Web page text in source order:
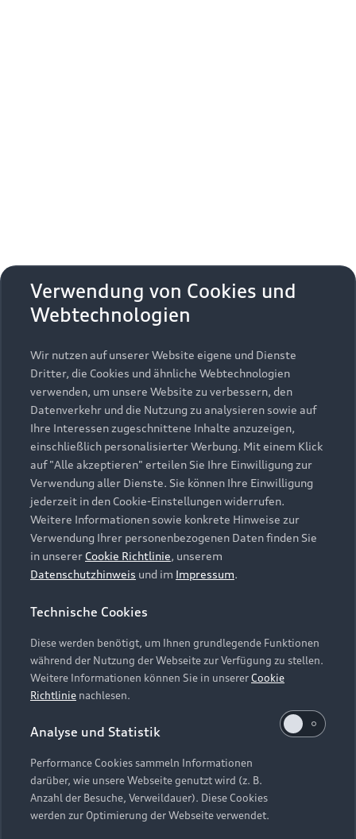
Zurück nach oben
Modelle
Alle Modelle
Modelle vergleichen
Elektromodelle
Plug-in-Hybride
Kaufen & leasen
Neuwagensuche
Gebrauchtwagensuche
Gebrauchtwagen
Finanzierung
Aktionen & Angebote
Geschäftskunden
Service & Zubehör
Saisonale Angebote
Audi Services
Garantie
Audi digital services
myAudi
Support
Kundenservice
Händlersuche
Audi Code
Online-Terminvereinbarung
Servicekontakt
Vertrag widerrufen
Über Audi
Unternehmen
Karriere
Investor Relations
Presse & Media Center
Datenschutz
Audi erleben
Newsletter
Impressum Rechtliches
Hinweisgebersystem
Datenschutzinformation
Cookie-Einstellungen
Cookie-Richtlinie
Barrierefreiheit
Hinweis: Die aktuelle Darstellung und Anordnung der
Embleme am Fahrzeug bei allen Abbildungen auf dieser
Webseite kann abweichen.
Verwendung von Cookies und
Webtechnologien
Wir nutzen auf unserer Website eigene und Dienste
Dritter, die Cookies und ähnliche Webtechnologien
verwenden, um unsere Website zu verbessern, den
Datenverkehr und die Nutzung zu analysieren sowie auf
Ihre Interessen zugeschnittene Inhalte anzuzeigen,
einschließlich personalisierter Werbung. Mit einem Klick
auf "Alle akzeptieren" erteilen Sie Ihre Einwilligung zur
Verwendung aller Dienste. Sie können Ihre Einwilligung
jederzeit in den Cookie-Einstellungen widerrufen.
Weitere Informationen sowie konkrete Hinweise zur
Verwendung Ihrer personenbezogenen Daten finden Sie
in unserer Cookie Richtlinie, unserem
Datenschutzhinweis und im Impressum.
Technische Cookies
Diese werden benötigt, um Ihnen grundlegende Funktionen
während der Nutzung der Webseite zur Verfügung zu stellen.
Weitere Informationen können Sie in unsererCookie
Richtlinie nachlesen.
Analyse und Statistik
Performance Cookies sammeln Informationen
darüber, wie unsere Webseite genutzt wird (z. B.
Anzahl der Besuche, Verweildauer). Diese Cookies
werden zur Optimierung der Webseite verwendet.